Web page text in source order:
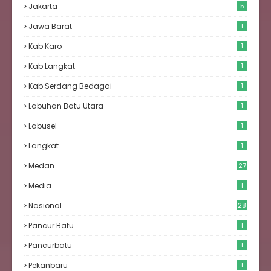
Jakarta 5
Jawa Barat 1
Kab Karo 1
Kab Langkat 1
Kab Serdang Bedagai 1
Labuhan Batu Utara 1
Labusel 1
Langkat 1
Medan
27
Media 1
Nasional 28
Pancur Batu 1
Pancurbatu 1
Pekanbaru 1